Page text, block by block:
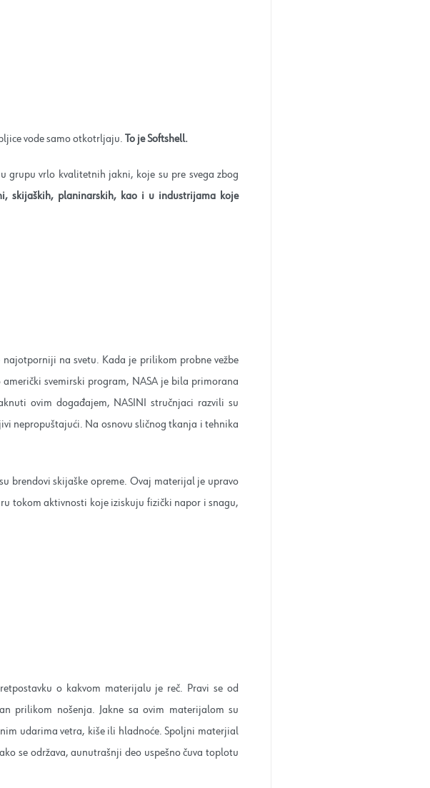
vode samo otkotrljaju. To je Softshell.
grupu vrlo kvalitetnih jakni, koje su pre svega zbog
skijaških, planinarskih, kao i u industrijama koje
na svetu. Kada je prilikom probne vežbe
svemirski program, NASA je bila primorana
ovim događajem, NASINI stručnjaci razvili su
nepropuštajući. Na osnovu sličnog tkanja i tehnika
brendovi skijaške opreme. Ovaj materijal je upravo
tokom aktivnosti koje iziskuju fizički napor i snagu,
o kakvom materijalu je reč. Pravi se od
prilikom nošenja. Jakne sa ovim materijalom su
udarima vetra, kiše ili hladnoće. Spoljni materjial
se održava, aunutrašnji deo uspešno čuva toplotu